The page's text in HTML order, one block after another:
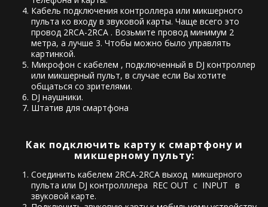
Кабель подключения контроллера или микшерного
пульта ко входу в звуковой карты. Чаще всего это
провод 2RCA-2RCA . Возьмите провод минимум 2
метра, а лучше 3. Чтобы можно было управлять
картинкой.
Микрофон с кабелем , подключенный в DJ контроллер
или микшерный пульт, в случае если Вы хотите
общаться со зрителями.
DJ наушники.
Штатив для смартфона
Как подключить карту к смартфону и
микшерному пульту:
Соединить кабелем 2RCA-2RCA выход микшерного
пульта или DJ контролллера REC OUT с INPUT в
звуковой карте.